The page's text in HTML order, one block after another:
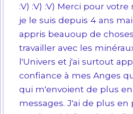
:V) :V) :V) Merci pour
je le suis depuis 4 ans
appris beauoup de
travailler avec les
l'Univers et j'ai surtout
confiance à mes Anges
qui m'envoient de plus
messages. J'ai de plus en